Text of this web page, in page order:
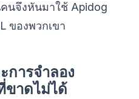
นจึงหันมาใช้ Apidog
ของพวกเขา
การจำลอง
ขาดไม่ได้